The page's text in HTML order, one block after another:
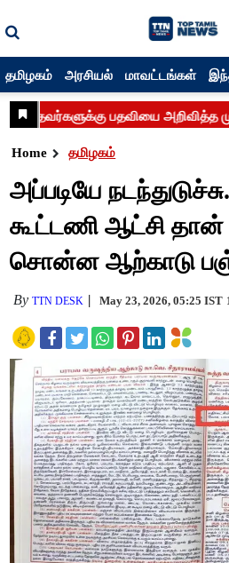
தமிழகம் அரசியல் மாவட்டங்கள்
Home தமிழகம்
அப்படியே
கூட்டணி ஆட்சி தான்
சொன்ன ஆற்காடு
ByTTN DESK May 23, 2026, 05:25 IST